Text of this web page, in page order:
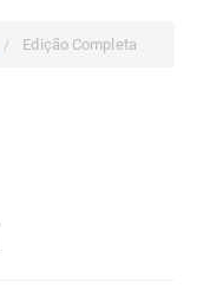
Edição Completa